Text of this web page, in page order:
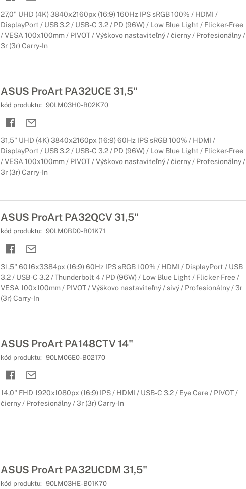
27,0" UHD (4K) 3840x2160px (16:9) 160Hz IPS sRGB 100% / HDMI /
DisplayPort / USB 3.2 / USB-C 3.2 / PD (96W) / Low Blue Light / Flicker-Free
/ VESA 100x100mm / PIVOT / Výškovo nastaviteľný / čierny / Profesionálny /
3r (3r) Carry-In
ASUS ProArt PA32UCE 31,5"
kód produktu: 90LM03H0-B02K70
31,5" UHD (4K) 3840x2160px (16:9) 60Hz IPS sRGB 100% / HDMI /
DisplayPort / USB 3.2 / USB-C 3.2 / PD (96W) / Low Blue Light / Flicker-Free
/ VESA 100x100mm / PIVOT / Výškovo nastaviteľný / čierny / Profesionálny /
3r (3r) Carry-In
ASUS ProArt PA32QCV 31,5"
kód produktu: 90LM0BD0-B01K71
31,5" 6016x3384px (16:9) 60Hz IPS sRGB 100% / HDMI / DisplayPort / USB
3.2 / USB-C 3.2 / Thunderbolt 4 / PD (96W) / Low Blue Light / Flicker-Free /
VESA 100x100mm / PIVOT / Výškovo nastaviteľný / sivý / Profesionálny / 3r
(3r) Carry-In
ASUS ProArt PA148CTV 14"
kód produktu: 90LM06E0-B02170
14,0" FHD 1920x1080px (16:9) IPS / HDMI / USB-C 3.2 / Eye Care / PIVOT /
čierny / Profesionálny / 3r (3r) Carry-In
ASUS ProArt PA32UCDM 31,5"
kód produktu: 90LM03HE-B01K70